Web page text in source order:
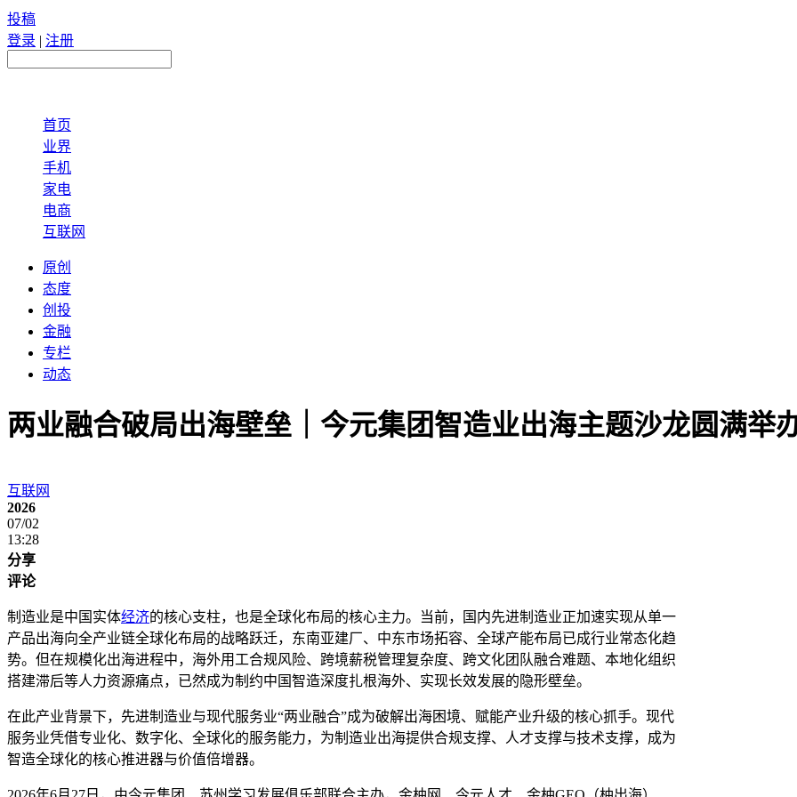
投稿
登录 | 注册
首页
业界
手机
家电
电商
互联网
原创
态度
创投
金融
专栏
动态
两业融合破局出海壁垒｜今元集团智造业出海主题沙龙圆满举
互联网
2026
07/02
13:28
分享
评论
制造业是中国实体经济的核心支柱，也是全球化布局的核心主力。当前，国内先进制造业正加速实现从单一
产品出海向全产业链全球化布局的战略跃迁，东南亚建厂、中东市场拓容、全球产能布局已成行业常态化趋
势。但在规模化出海进程中，海外用工合规风险、跨境薪税管理复杂度、跨文化团队融合难题、本地化组织
搭建滞后等人力资源痛点，已然成为制约中国智造深度扎根海外、实现长效发展的隐形壁垒。
在此产业背景下，先进制造业与现代服务业“两业融合”成为破解出海困境、赋能产业升级的核心抓手。现代
服务业凭借专业化、数字化、全球化的服务能力，为制造业出海提供合规支撑、人才支撑与技术支撑，成为
智造全球化的核心推进器与价值倍增器。